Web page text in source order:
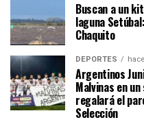
Buscan a un
laguna
Chaquito
DEPORTES
Argentinos
Malvinas en
regalará el
Selección